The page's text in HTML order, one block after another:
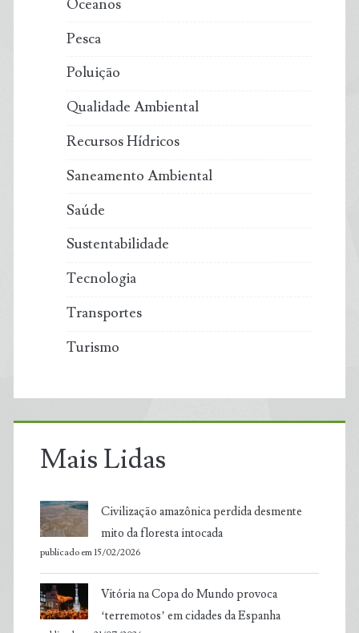
Oceanos
Pesca
Poluição
Qualidade Ambiental
Recursos Hídricos
Saneamento Ambiental
Saúde
Sustentabilidade
Tecnologia
Transportes
Turismo
Mais Lidas
Civilização amazônica perdida desmente
mito da floresta intocada
publicado em 15/02/2026
Vitória na Copa do Mundo provoca
‘terremotos’ em cidades da Espanha